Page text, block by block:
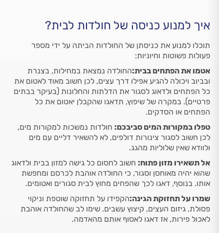
איך למנוע כניסה של חולדות לבית?
תוכלו למנוע את כניסתן של החולדות הביתה על ידי מספר
פעולות פשוטות וחיוניות:
אטמו את הפתחים בבית:החולדה נמצאת במחילות, בצנרת
ובביוב ויכולה להגיע אפילו דרך עצים, לכן חשוב מאוד לאטום את
כל הפתחים ולדאוג לסגור את הדלתות והחלונות (בעיקר בבתים
פרטיים). במקרה של שיפוץ, תדאגו שהקבלן יאטום את כל
הפתחים או הסדקים.
טפלו במקורות המים סביבכם: חולדות נמשכות למקורות מים,
לכן חשוב לסגור צינורות דולפים, לא להשאיר דליים עם מים
ולוודא שאין שלוליות מהגג.
אל תשאירו מזון פתוח: חשוב לחסום כל גישה למזון בבית ולדאוג
שהוא יהיה מאוחסן וסגור, כי החולדה אוהבת לכרסם ומחפשת
אותו. בנוסף, דאגו לכך שהפחים מחוץ לבית סגורים ואטומים.
שמרו על תחזוקת הגינה:הקפידו על תחזוקה שוטפת וניקוי
פסולת, גיזום העצים, קיצוץ עשבים. שימו לב שהחולדה אוהבת
לאכול פירות, אז דאגו לאסוף אותם מהאדמה.